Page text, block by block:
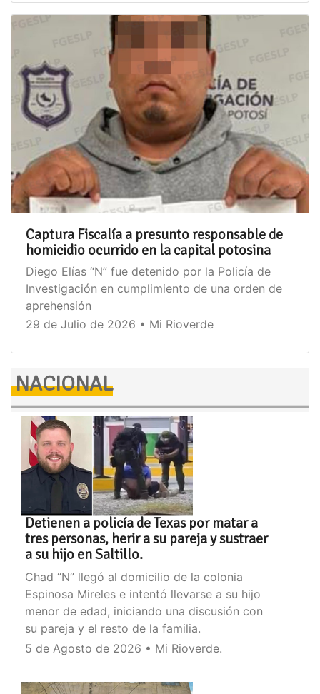
Captura Fiscalía a presunto responsable de
homicidio ocurrido en la capital potosina
Diego Elías “N” fue detenido por la Policía de
Investigación en cumplimiento de una orden de
aprehensión
29 de Julio de 2026 • Mi Rioverde
NACIONAL
Detienen a policía de Texas por matar a
tres personas, herir a su pareja y sustraer
a su hijo en Saltillo.
Chad “N” llegó al domicilio de la colonia
Espinosa Mireles e intentó llevarse a su hijo
menor de edad, iniciando una discusión con
su pareja y el resto de la familia.
5 de Agosto de 2026 • Mi Rioverde.